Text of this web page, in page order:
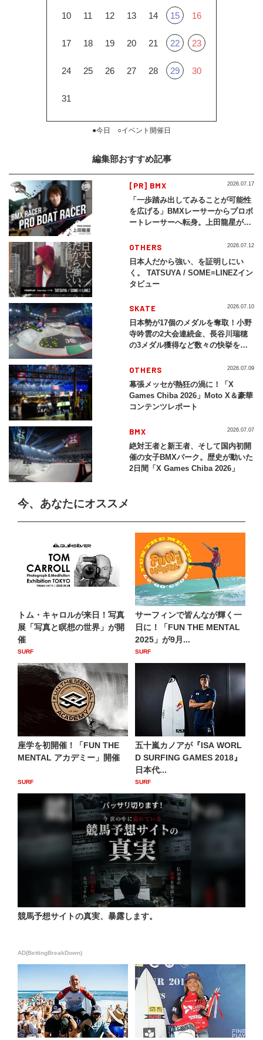
10 11 12 13 14 15 16
17 18 19 20 21 22 23
24 25 26 27 28 29 30
31
●今日 ○イベント開催日
編集部おすすめ記事
[PR] BMX
「一歩踏み出してみることが可能性
を広げる」BMXレーサーからプロボ
ートレーサーへ転身。上田龍星が体
2026.07.17
OTHERS
日本人だから強い、を証明しにい
く。 TATSUYA / SOME≡LINEZイン
タビュー
2026.07.12
SKATE
日本勢が17個のメダルを奪取！小野
寺吟雲の2大会連続金、長谷川瑞穂
の3メダル獲得など数々の快挙をプ
2026」
2026.07.10
OTHERS
幕張メッセが熱狂の渦に！「X
Games Chiba 2026」Moto X＆豪華
コンテンツレポート
2026.07.09
BMX
絶対王者と新王者、そして国内初開
催の女子BMXパーク。歴史が動いた
2日間「X Games Chiba 2026」
2026.07.07
今、あなたにオススメ
トム・キャロルが来日！写真
展「写真と瞑想の世界」が開
催
SURF
サーフィンで皆んなが輝く一
日に！「FUN THE MENTAL
2025」が9月...
SURF
座学を初開催！「FUN THE
MENTAL アカデミー」開催
SURF
五十嵐カノアが『ISA WORL
D SURFING GAMES 2018』
日本代...
SURF
競馬予想サイトの真実、暴露します。
AD(BettingBreakDown)